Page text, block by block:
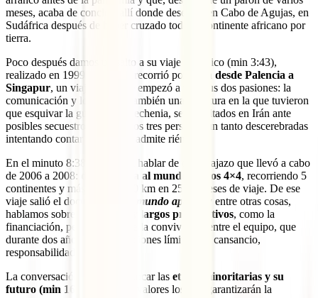
meses, acaba de concluir allí donde deseaba: en Cabo de Agujas, en
Sudáfrica después de haber cruzado todo el continente africano por
tierra.
Poco después damos un salto a su viaje iniciático (min 3:43),
realizado en 1999, en el que recorrió por tierra desde Palencia a
Singapur, un viaje en el que empezó a unir sus dos pasiones: la
comunicación y los viajes. También una aventura en la que tuvieron
que esquivar la guerra en Chechenia, ser escoltados en Irán ante
posibles secuestros… “Éramos tres personas un tanto descerebradas
intentando contar el mundo” admite riéndose.
En el minuto 8:38 pasamos a hablar de otro viajazo que llevó a cabo
de 2006 a 2008:
dio la vuelta al mundo en dos 4×4, recorriendo 5
continentes y más de 100.000 km en 25 de meses de viaje. De ese
viaje salió el documental
Un mundo aparte
, y entre otras cosas,
hablamos sobre
los difíciles y largos preparativos, como la
financiación, pero también de la convivencia entre el equipo, que
durante dos años sufrió situaciones límite, con cansancio,
responsabilidades, etc.
La conversación nos lleva a tocar las etnias minoritarias y su
futuro (min 16:00)
. Son sus valores los que garantizarán la